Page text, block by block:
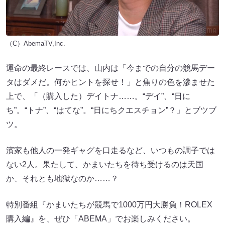
（C）AbemaTV,Inc.
運命の最終レースでは、山内は「今までの自分の競馬デー
タはダメだ。何かヒントを探せ！」と焦りの色を滲ませた
上で、「（購入した）デイトナ……。“デイ”、“日に
ち”。“トナ”、“はてな”。“日にちクエスチョン”？」とブツブ
ツ。
濱家も他人の一発ギャグを口走るなど、いつもの調子では
ない2人。果たして、かまいたちを待ち受けるのは天国
か、それとも地獄なのか……？
特別番組『かまいたちが競馬で1000万円大勝負！ROLEX
購入編』を、ぜひ「ABEMA」でお楽しみください。